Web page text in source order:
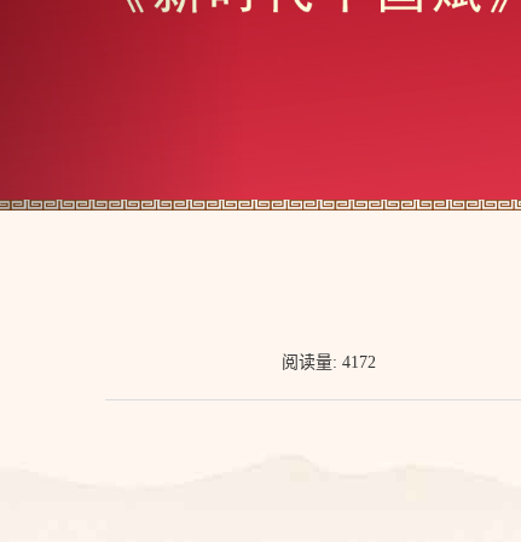
阅读量: 4172